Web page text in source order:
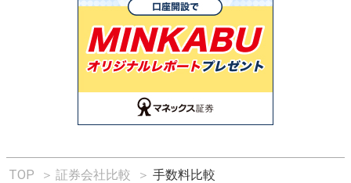
TOP ＞ 証券会社比較 ＞ 手数料比較